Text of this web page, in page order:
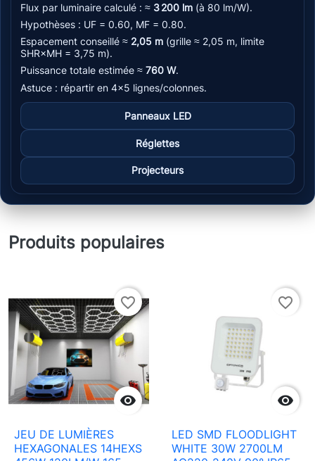
Flux par luminaire calculé : ≈ 3 200 lm (à 80 lm/W).
Hypothèses : UF = 0.60, MF = 0.80.
Espacement conseillé ≈ 2,05 m (grille ≈ 2,05 m, limite
SHR×MH = 3,75 m).
Puissance totale estimée ≈760 W.
Astuce : répartir en 4×5 lignes/colonnes.
Panneaux LED
Réglettes
Projecteurs
Produits populaires

favorite_border
JEU DE LUMIÈRES
HEXAGONALES 14HEXS

favorite_border
LED SMD FLOODLIGHT
WHITE 30W 2700LM